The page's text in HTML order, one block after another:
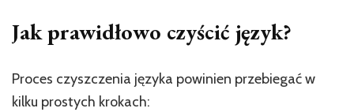
Jak prawidłowo czyścić język?
Proces czyszczenia języka powinien przebiegać w
kilku prostych krokach: